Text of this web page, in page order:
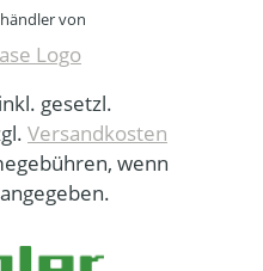
von
gesetzl.
Versandkosten
wenn